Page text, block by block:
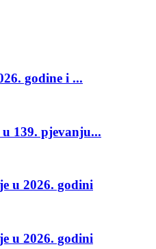
godine i ...
139. pjevanju...
u 2026. godini
u 2026. godini